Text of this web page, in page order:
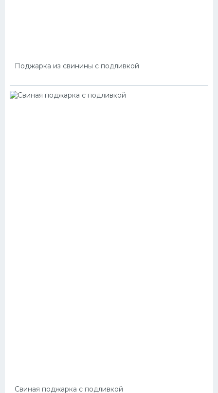
Поджарка из свинины с подливкой
Свиная поджарка с подливкой